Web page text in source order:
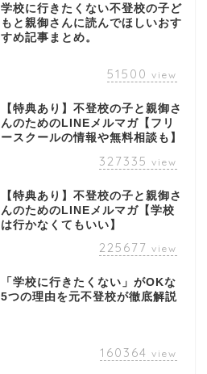
学校に行きたくない不登校の子ど
もと親御さんに読んでほしいおす
すめ記事まとめ。
51500 view
【特典あり】不登校の子と親御さ
んのためのLINEメルマガ【フリ
ースクールの情報や無料相談も】
327335 view
【特典あり】不登校の子と親御さ
んのためのLINEメルマガ【学校
は行かなくてもいい】
225677 view
「学校に行きたくない」がOKな
5つの理由を元不登校が徹底解説
160364 view